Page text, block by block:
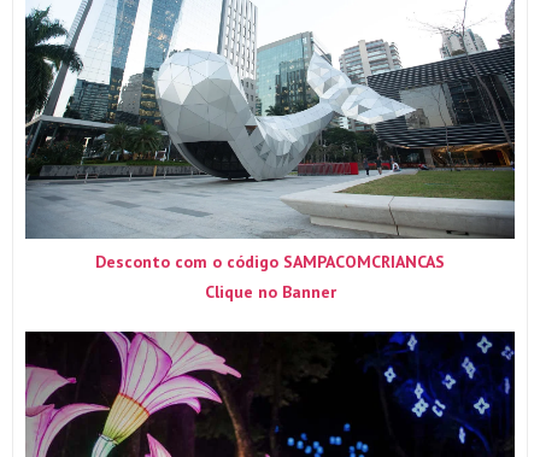
Desconto com o código SAMPACOMCRIANCAS
Clique no Banner